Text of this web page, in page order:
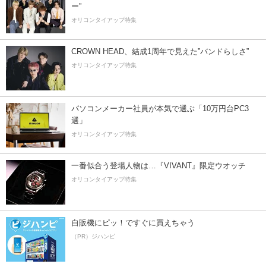
ー”
オリコンタイアップ特集
CROWN HEAD、結成1周年で見えた”バンドらしさ”
オリコンタイアップ特集
パソコンメーカー社員が本気で選ぶ「10万円台PC3
選」
オリコンタイアップ特集
一番似合う登場人物は…『VIVANT』限定ウオッチ
オリコンタイアップ特集
自販機にピッ！ですぐに買えちゃう
（PR）ジハンピ